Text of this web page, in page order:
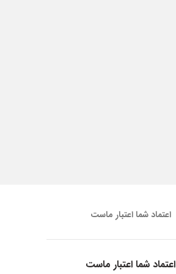
اعتماد شما اعتبار ماست
اعتماد شما اعتبار ماست